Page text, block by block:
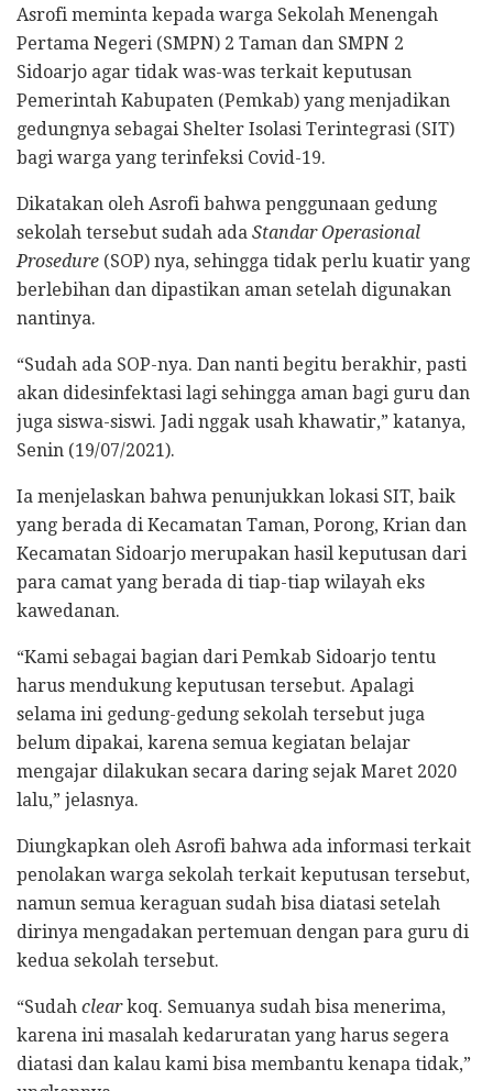
Asrofi meminta kepada warga Sekolah Menengah
Pertama Negeri (SMPN) 2 Taman dan SMPN 2
Sidoarjo agar tidak was-was terkait keputusan
Pemerintah Kabupaten (Pemkab) yang menjadikan
gedungnya sebagai Shelter Isolasi Terintegrasi (SIT)
bagi warga yang terinfeksi Covid-19.
Dikatakan oleh Asrofi bahwa penggunaan gedung
sekolah tersebut sudah ada Standar Operasional
Prosedure (SOP) nya, sehingga tidak perlu kuatir yang
berlebihan dan dipastikan aman setelah digunakan
nantinya.
“Sudah ada SOP-nya. Dan nanti begitu berakhir, pasti
akan didesinfektasi lagi sehingga aman bagi guru dan
juga siswa-siswi. Jadi nggak usah khawatir,” katanya,
Senin (19/07/2021).
Ia menjelaskan bahwa penunjukkan lokasi SIT, baik
yang berada di Kecamatan Taman, Porong, Krian dan
Kecamatan Sidoarjo merupakan hasil keputusan dari
para camat yang berada di tiap-tiap wilayah eks
kawedanan.
“Kami sebagai bagian dari Pemkab Sidoarjo tentu
harus mendukung keputusan tersebut. Apalagi
selama ini gedung-gedung sekolah tersebut juga
belum dipakai, karena semua kegiatan belajar
mengajar dilakukan secara daring sejak Maret 2020
lalu,” jelasnya.
Diungkapkan oleh Asrofi bahwa ada informasi terkait
penolakan warga sekolah terkait keputusan tersebut,
namun semua keraguan sudah bisa diatasi setelah
dirinya mengadakan pertemuan dengan para guru di
kedua sekolah tersebut.
“Sudah clearkoq. Semuanya sudah bisa menerima,
karena ini masalah kedaruratan yang harus segera
diatasi dan kalau kami bisa membantu kenapa tidak,”